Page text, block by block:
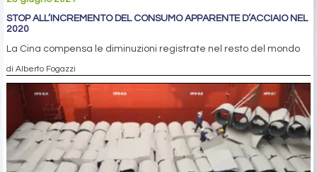
STOP ALL’INCREMENTO DEL CONSUMO APPARENTE D’ACCIAIO NEL
2020
La Cina compensa le diminuzioni registrate nel resto del mondo
di Alberto Fogazzi